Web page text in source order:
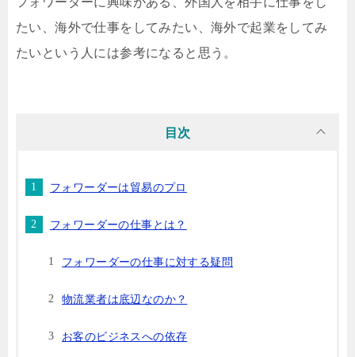
たい、海外で仕事をしてみたい、海外で起業をしてみ
たいという人には参考になると思う。
目次
フォワーダーは貿易のプロ
フォワーダーの仕事とは？
フォワーダーの仕事に対する疑問
物流業者は底辺なのか？
お客のビジネスへの依存